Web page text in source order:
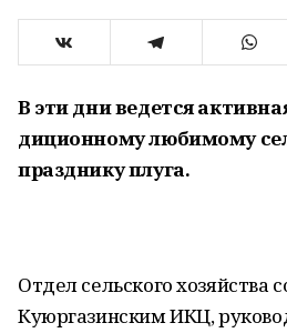
В эти дни ведется
диционному любимому
празднику плуга.
Отдел сельского хозяйства
Куюргазинским ИКЦ,